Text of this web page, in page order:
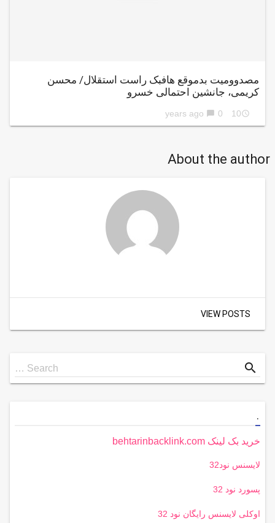
مصدوومیت بدموقع هافبک راست استقلال/ محسن
کریمی، جانشین احتمالی خسرو
access_time
10 years ago
chat_bubble 0
About the author
VIEW POSTS
Search
for
Search … search
.
خرید بک لینک behtarinbacklink.com
لایسنس نود32
پسورد نود 32
اوکلی لایسنس رایگان نود 32